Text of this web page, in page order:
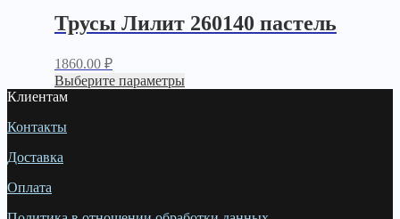
Трусы Лилит 260140 пастель
1860.00 ₽
Выберите параметры
Клиентам
Контакты
Доставка
Оплата